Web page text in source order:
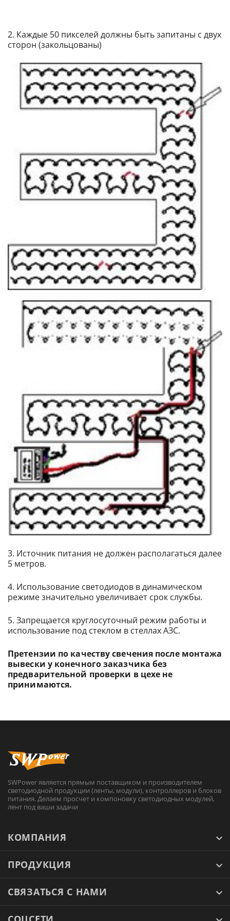
2. Каждые 50 пикселей должны быть запитаны с двух
сторон (закольцованы)
3. Источник питания не должен располагаться далее
5 метров.
4. Использование светодиодов в динамическом
режиме значительно увеличивает срок службы.
5. Запрещается круглосуточный режим работы и
использование под стеклом в стеллах АЗС.
Претензии по качеству свечения после монтажа
вывески у конечного заказчика без
предварительной проверки в цехе не
принимаются.
SWPower является прямым поставщиком и производителем
светодиодной продукции (ленты, модули), контроллеров и блоков
питания. Делаем просчет и компоновку светодиодных модулей,
лент под ваши задачи
КОМПАНИЯ
ПРОДУКЦИЯ
СВЯЗАТЬСЯ С НАМИ